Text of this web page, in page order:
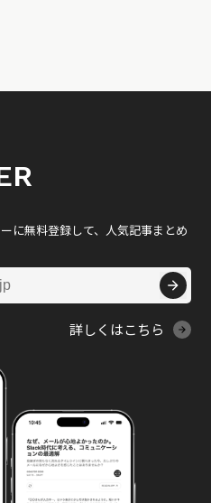
に無料登録して、人気記事まとめ
詳しくはこちら